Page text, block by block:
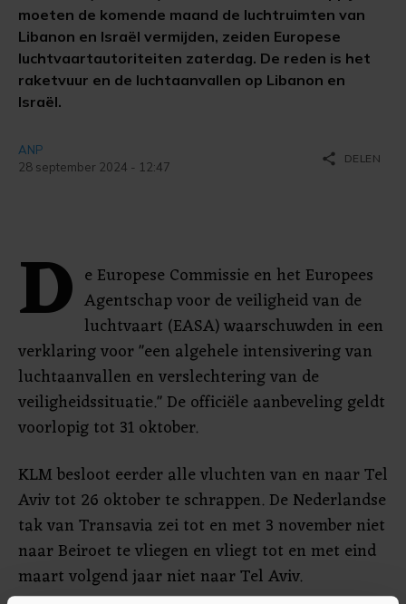
moeten de komende maand de luchtruimten van
Libanon en Israël vermijden, zeiden Europese
luchtvaartautoriteiten zaterdag. De reden is het
raketvuur en de luchtaanvallen op Libanon en
Israël.
ANP
28 september 2024 - 12:47
share DELEN
D e Europese Commissie en het Europees
Agentschap voor de veiligheid van de
luchtvaart (EASA) waarschuwden in een
verklaring voor "een algehele intensivering van
luchtaanvallen en verslechtering van de
veiligheidssituatie." De officiële aanbeveling geldt
voorlopig tot 31 oktober.
KLM besloot eerder alle vluchten van en naar Tel
Aviv tot 26 oktober te schrappen. De Nederlandse
tak van Transavia zei tot en met 3 november niet
naar Beiroet te vliegen en vliegt tot en met eind
maart volgend jaar niet naar Tel Aviv.